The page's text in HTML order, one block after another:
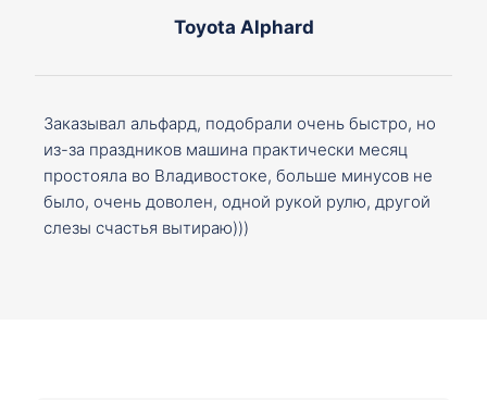
Toyota Alphard
Заказывал альфард, подобрали очень быстро, но
из-за праздников машина практически месяц
простояла во Владивостоке, больше минусов не
было, очень доволен, одной рукой рулю, другой
слезы счастья вытираю)))